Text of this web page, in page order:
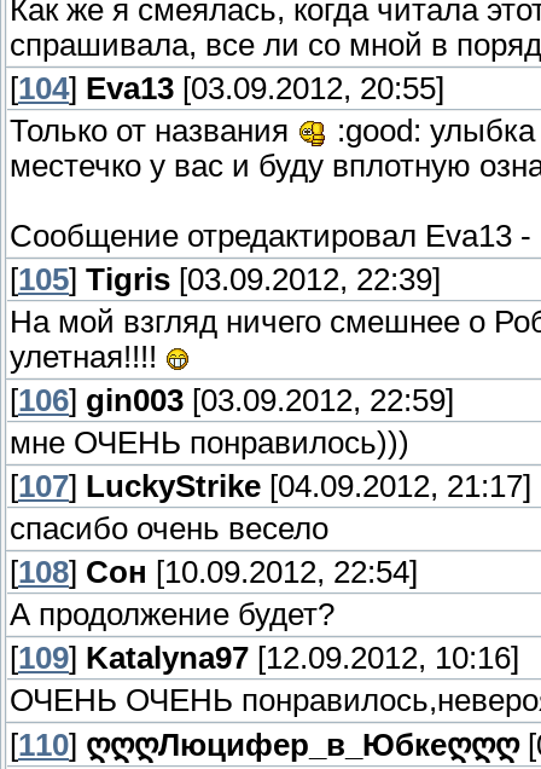
Как же я смеялась, когда читала
спрашивала, все ли со мной в
[104] Eva13 [03.09.2012, 20:55]
Только от названия
:good:
местечко у вас и буду вплотную
Сообщение отредактировал Eva13 -
[105] Tigris [03.09.2012, 22:39]
На мой взгляд ничего смешнее о
улетная!!!!
[106] gin003 [03.09.2012, 22:59]
мне ОЧЕНЬ понравилось)))
[107] LuckyStrike [04.09.2012, 21:17]
спасибо очень весело
[108] Сон [10.09.2012, 22:54]
А продолжение будет?
[109] Katalyna97 [12.09.2012, 10:16]
ОЧЕНЬ ОЧЕНЬ
[110] ღღღЛюцифер_в_Юбкеღღღ